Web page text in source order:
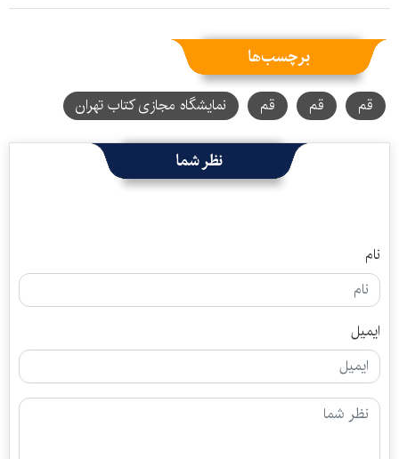
برچسب‌ها
قم قم قم نمایشگاه مجازی کتاب تهران
نظر شما
نام
ایمیل